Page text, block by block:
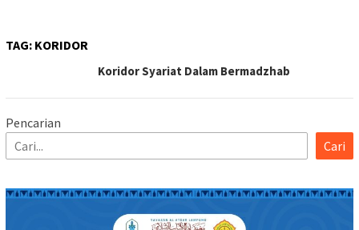
TAG: KORIDOR
Koridor Syariat Dalam Bermadzhab
Pencarian
Cari